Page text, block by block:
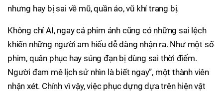
nhưng hay bị sai về mũ, quần áo, vũ khí trang bị.
Không chỉ AI, ngay cả phim ảnh cũng có những sai lệch
khiến những người am hiểu dễ dàng nhận ra. Như một số
phim, quân phục hay súng đạn bị dùng sai thời điểm.
Người đam mê lịch sử nhìn là biết ngay”, một thành viên
nhận xét. Chính vì vậy, việc phục dựng dựa trên hiện vật